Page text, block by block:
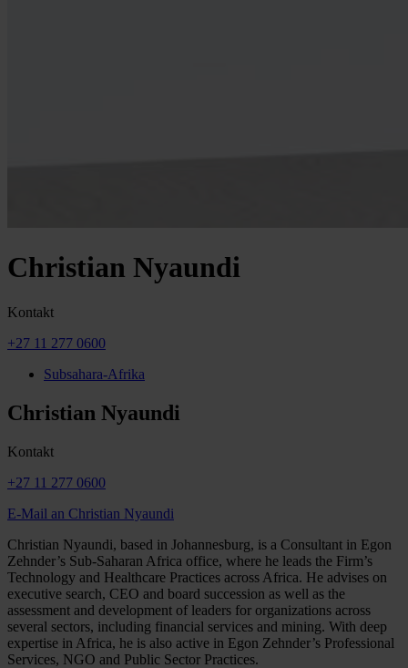
Christian Nyaundi
Kontakt
+27 11 277 0600
Subsahara-Afrika
Christian Nyaundi
Kontakt
+27 11 277 0600
E-Mail an Christian Nyaundi
Christian Nyaundi, based in Johannesburg, is a Consultant in Egon
Zehnder’s Sub-Saharan Africa office, where he leads the Firm’s
Technology and Healthcare Practices across Africa. He advises on
executive search, CEO and board succession as well as the
assessment and development of leaders for organizations across
several sectors, including financial services and mining. With deep
expertise in Africa, he is also active in Egon Zehnder’s Professional
Services, NGO and Public Sector Practices.